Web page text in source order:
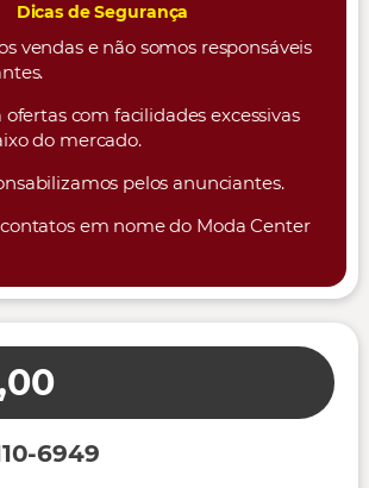
Dicas de Segurança
vendas e não somos responsáveis
com facilidades excessivas
do mercado.
pelos anunciantes.
em nome do Moda Center
6949